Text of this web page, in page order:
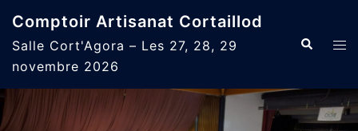
contenu
Comptoir Artisanat Cortaillod
Salle Cort'Agora – Les 27, 28, 29
novembre 2026